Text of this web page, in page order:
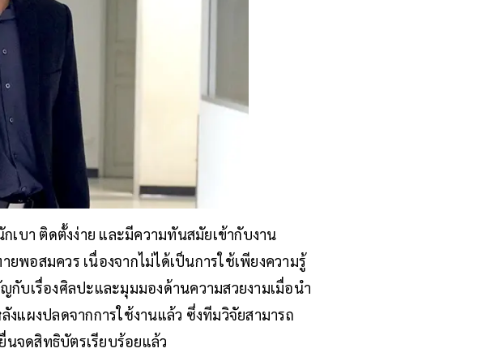
บา ติดตั้งง่าย และมีความทันสมัยเข้ากับงาน
อสมควร เนื่องจากไม่ได้เป็นการใช้เพียงความรู้
กับเรื่องศิลปะและมุมมองด้านความสวยงามเมื่อนำ
แผงปลดจากการใช้งานแล้ว ซึ่งทีมวิจัยสามารถ
จดสิทธิบัตรเรียบร้อยแล้ว